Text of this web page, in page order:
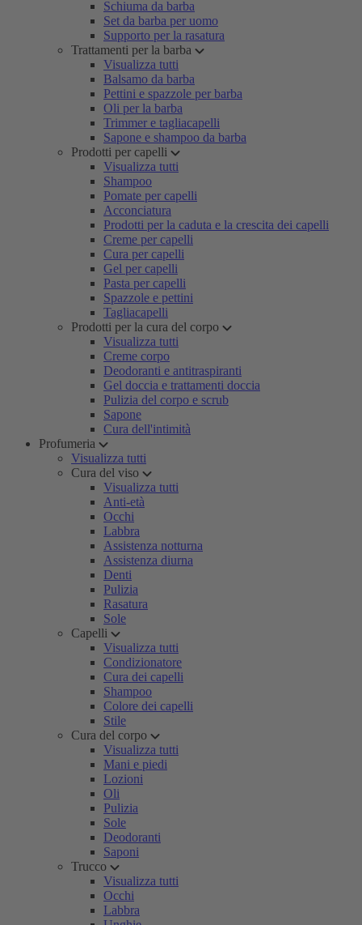
Schiuma da barba
Set da barba per uomo
Supporto per la rasatura
Trattamenti per la barba
Visualizza tutti
Balsamo da barba
Pettini e spazzole per barba
Oli per la barba
Trimmer e tagliacapelli
Sapone e shampoo da barba
Prodotti per capelli
Visualizza tutti
Shampoo
Pomate per capelli
Acconciatura
Prodotti per la caduta e la crescita dei capelli
Creme per capelli
Cura per capelli
Gel per capelli
Pasta per capelli
Spazzole e pettini
Tagliacapelli
Prodotti per la cura del corpo
Visualizza tutti
Creme corpo
Deodoranti e antitraspiranti
Gel doccia e trattamenti doccia
Pulizia del corpo e scrub
Sapone
Cura dell'intimità
Profumeria
Visualizza tutti
Cura del viso
Visualizza tutti
Anti-età
Occhi
Labbra
Assistenza notturna
Assistenza diurna
Denti
Pulizia
Rasatura
Sole
Capelli
Visualizza tutti
Condizionatore
Cura dei capelli
Shampoo
Colore dei capelli
Stile
Cura del corpo
Visualizza tutti
Mani e piedi
Lozioni
Oli
Pulizia
Sole
Deodoranti
Saponi
Trucco
Visualizza tutti
Occhi
Labbra